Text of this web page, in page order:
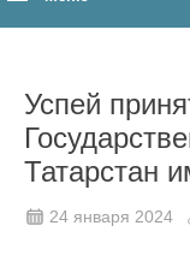
Успей
Татарстан
24 января 2024